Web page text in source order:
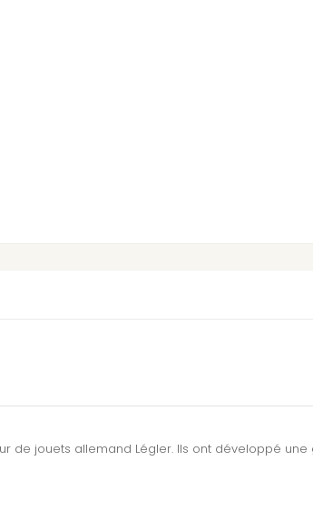
de jouets allemand Légler. Ils ont développé